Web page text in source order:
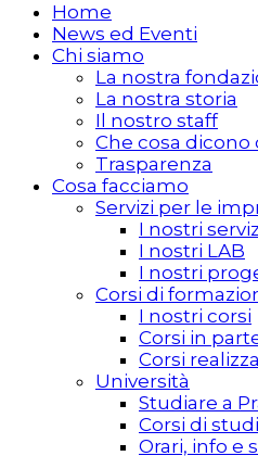
Home
News ed Eventi
Chi siamo
La nostra
La nostra storia
Il nostro staff
Che cosa dicono
Trasparenza
Cosa facciamo
Servizi per le
I nostri
I nostri LAB
I nostri
Corsi di
I nostri corsi
Corsi in
Corsi
Università
Studiare a
Corsi di
Orari, info e